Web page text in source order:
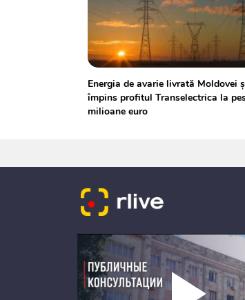
Energia de avarie livrată Moldovei
împins profitul Transelectrica la
milioane euro